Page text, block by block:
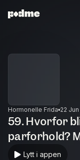
Hormonelle Frida 22
59. Hvorfor
parforhold?
Lytt i appen